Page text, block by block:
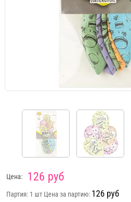
Цена: 126 руб
Партия: 1 шт Цена за партию: 126 руб